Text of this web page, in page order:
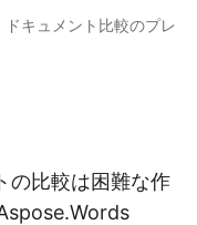
キュメント比較のプレ
の比較は困難な作